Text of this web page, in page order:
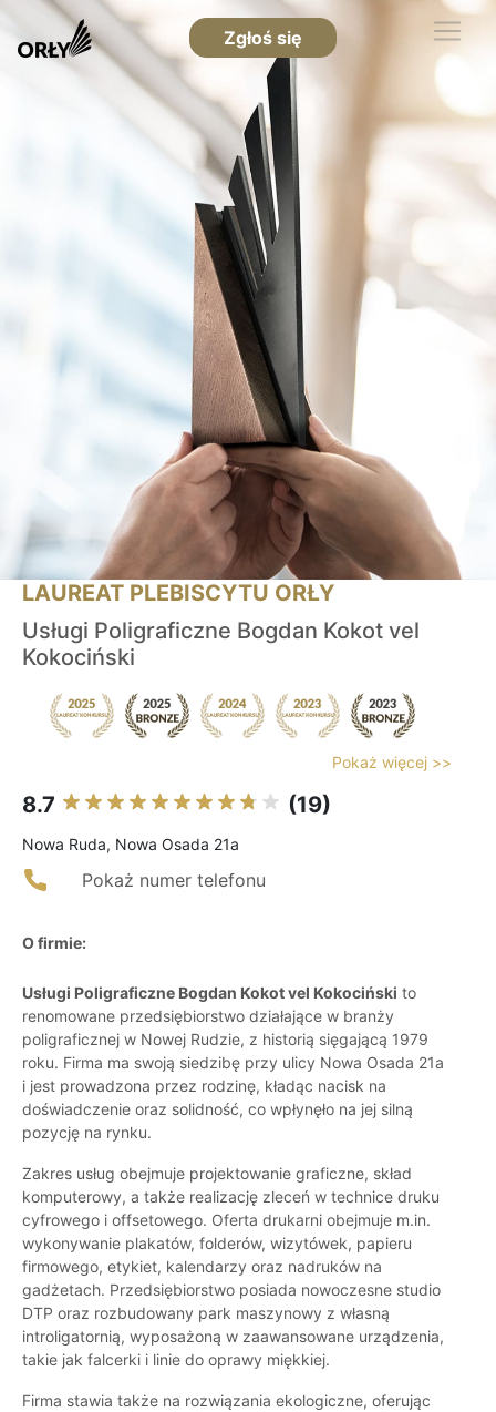
Zgłoś się
LAUREAT PLEBISCYTU ORŁY
Usługi Poligraficzne Bogdan Kokot vel
Kokociński
Pokaż więcej >>
8.7 (19)
Nowa Ruda, Nowa Osada 21a
Pokaż numer telefonu
O firmie:
Usługi Poligraficzne Bogdan Kokot vel Kokociński to
renomowane przedsiębiorstwo działające w branży
poligraficznej w Nowej Rudzie, z historią sięgającą 1979
roku. Firma ma swoją siedzibę przy ulicy Nowa Osada 21a
i jest prowadzona przez rodzinę, kładąc nacisk na
doświadczenie oraz solidność, co wpłynęło na jej silną
pozycję na rynku.
Zakres usług obejmuje projektowanie graficzne, skład
komputerowy, a także realizację zleceń w technice druku
cyfrowego i offsetowego. Oferta drukarni obejmuje m.in.
wykonywanie plakatów, folderów, wizytówek, papieru
firmowego, etykiet, kalendarzy oraz nadruków na
gadżetach. Przedsiębiorstwo posiada nowoczesne studio
DTP oraz rozbudowany park maszynowy z własną
introligatornią, wyposażoną w zaawansowane urządzenia,
takie jak falcerki i linie do oprawy miękkiej.
Firma stawia także na rozwiązania ekologiczne, oferując